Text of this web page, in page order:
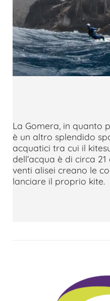
La Gomera, in quanto
è un altro splendido
acquatici tra cui il
dell’acqua è di circa
venti alisei creano le
lanciare il proprio kite.